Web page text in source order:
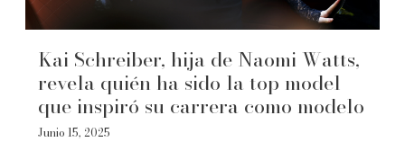
Kai Schreiber, hija de Naomi Watts,
revela quién ha sido la top model
que inspiró su carrera como modelo
Junio 15, 2025